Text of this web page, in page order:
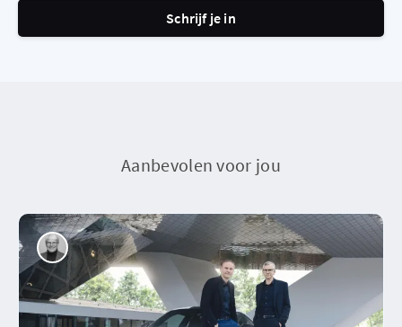
Schrijf je in
Aanbevolen voor jou